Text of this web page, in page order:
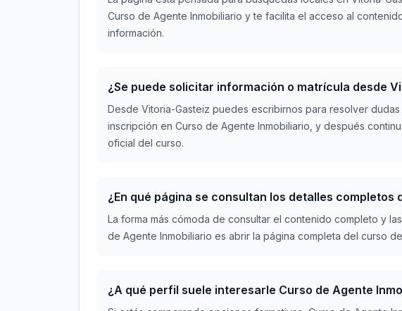
Curso de Agente Inmobiliario y te facilita el acceso al
información.
¿Se puede solicitar información o matrícula desde
Desde Vitoria-Gasteiz puedes escribirnos para resolver
inscripción en Curso de Agente Inmobiliario, y después
oficial del curso.
¿En qué página se consultan los detalles completos
La forma más cómoda de consultar el contenido completo y
de Agente Inmobiliario es abrir la página completa del curso
¿A qué perfil suele interesarle Curso de Agente